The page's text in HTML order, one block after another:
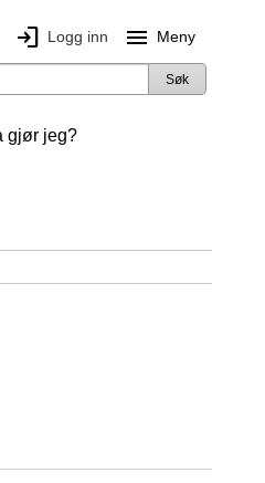
login Logg inn menu Meny
Søk
gjør jeg?